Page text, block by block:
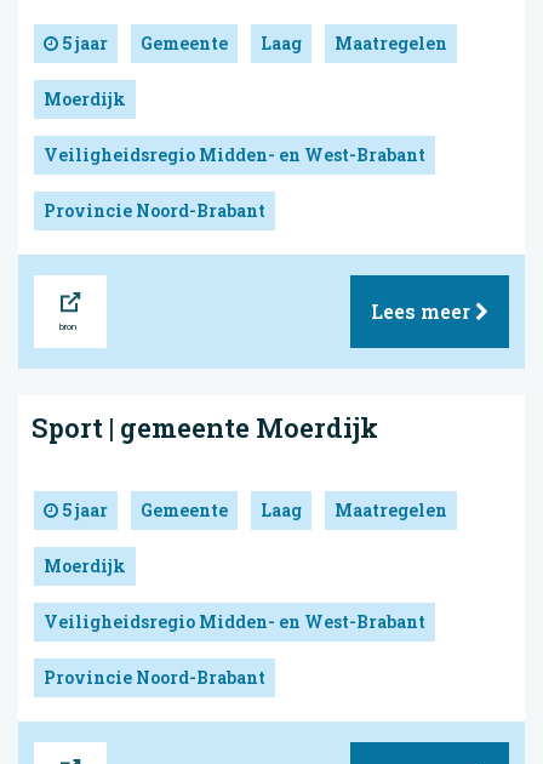
5 jaar Gemeente Laag Maatregelen
Moerdijk
Veiligheidsregio Midden- en West-Brabant
Provincie Noord-Brabant
Lees meer
Sport | gemeente Moerdijk
5 jaar Gemeente Laag Maatregelen
Moerdijk
Veiligheidsregio Midden- en West-Brabant
Provincie Noord-Brabant